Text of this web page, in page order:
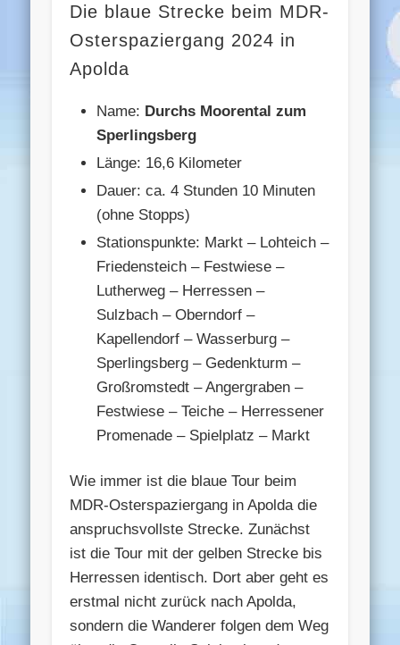
Die blaue Strecke beim MDR-
Osterspaziergang 2024 in
Apolda
Name: Durchs Moorental zum
Sperlingsberg
Länge: 16,6 Kilometer
Dauer: ca. 4 Stunden 10 Minuten
(ohne Stopps)
Stationspunkte: Markt – Lohteich –
Friedensteich – Festwiese –
Lutherweg – Herressen –
Sulzbach – Oberndorf –
Kapellendorf – Wasserburg –
Sperlingsberg – Gedenkturm –
Großromstedt – Angergraben –
Festwiese – Teiche – Herressener
Promenade – Spielplatz – Markt
Wie immer ist die blaue Tour beim
MDR-Osterspaziergang in Apolda die
anspruchsvollste Strecke. Zunächst
ist die Tour mit der gelben Strecke bis
Herressen identisch. Dort aber geht es
erstmal nicht zurück nach Apolda,
sondern die Wanderer folgen dem Weg